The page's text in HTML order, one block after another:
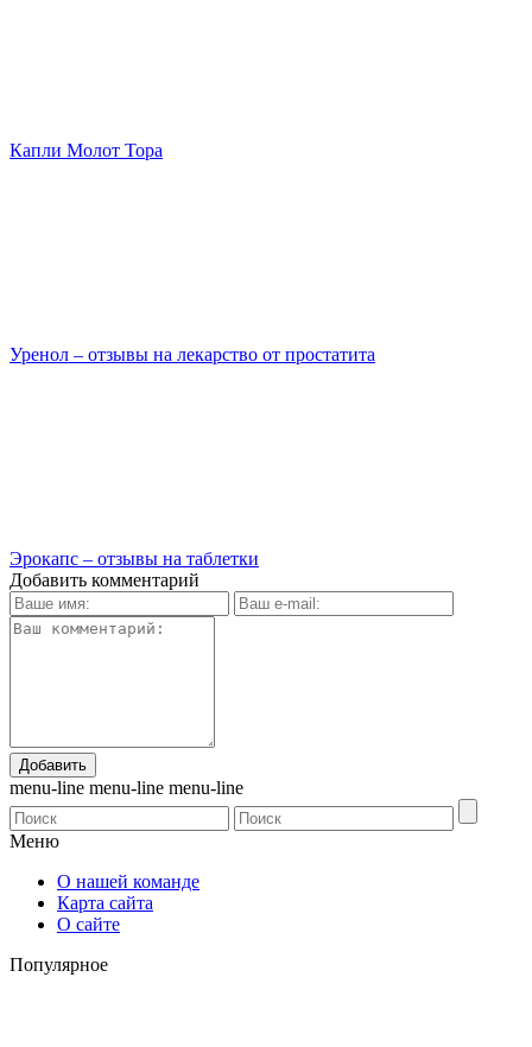
Капли Молот Тора
Уренол – отзывы на лекарство от простатита
Эрокапс – отзывы на таблетки
Добавить комментарий
menu-line menu-line menu-line
Меню
О нашей команде
Карта сайта
О сайте
Популярное